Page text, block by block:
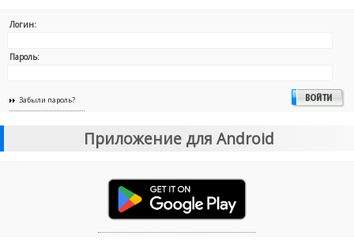
Логин:
Пароль:
Забыли пароль?
Приложение для Android